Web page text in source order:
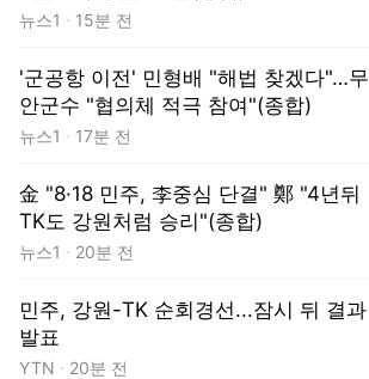
뉴스1 15분 전
'군공항 이전' 민형배 "해법 찾겠다"…무
안군수 "협의체 적극 참여"(종합)
뉴스1 17분 전
金 "8·18 민주, 李중심 단결" 鄭 "4년뒤
TK도 강원처럼 승리"(종합)
뉴스1 20분 전
민주, 강원-TK 순회경선...잠시 뒤 결과
발표
YTN 20분 전